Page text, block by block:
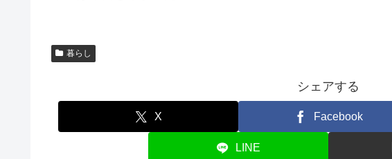
暮らし
シェアする
X Facebook
LINE